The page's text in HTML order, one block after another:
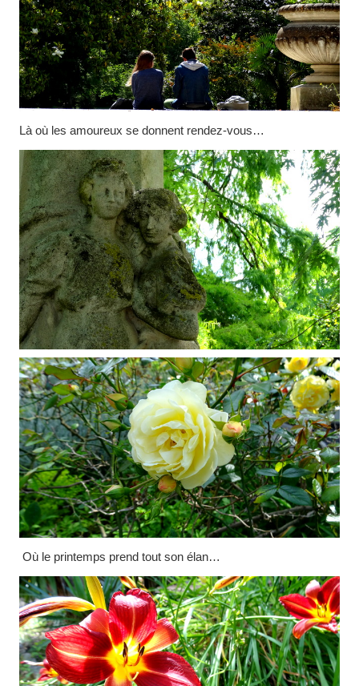
Là où les amoureux se donnent rendez-vous…
Où le printemps prend tout son élan…